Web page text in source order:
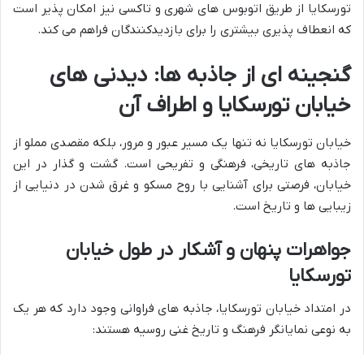
تورسکایا از طریق اتوبوس های شهری و تاکسی نیز امکان پذیر است
که انعطاف پذیری بیشتری را برای بازدیدکنندگان فراهم می کند.
گنجینه ای از جاذبه ها: دیدنی های
خیابان تورسکایا و اطراف آن
خیابان تورسکایا نه تنها یک مسیر عبور و مرور، بلکه مقصدی مملو از
جاذبه های تاریخی، فرهنگی و تفریحی است. گشت و گذار در این
خیابان، فرصتی برای آشنایی با روح مسکو و غرق شدن در دنیایی از
زیبایی ها و تاریخ است.
جواهرات پنهان و آشکار در طول خیابان
تورسکایا
در امتداد خیابان تورسکایا، جاذبه های فراوانی وجود دارد که هر یک
به نوعی نمایانگر فرهنگ و تاریخ غنی روسیه هستند: